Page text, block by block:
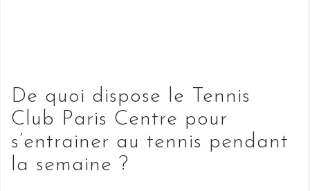
De quoi dispose le Tennis
Club Paris Centre pour
s’entrainer au tennis pendant
la semaine ?